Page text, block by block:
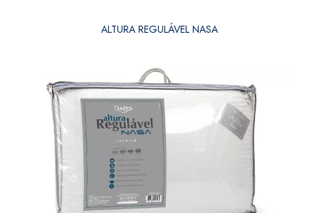
ALTURA REGULÁVEL NASA